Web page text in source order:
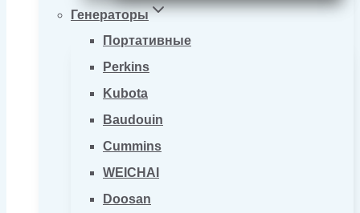
Генераторы
Портативные
Perkins
Kubota
Baudouin
Cummins
WEICHAI
Doosan